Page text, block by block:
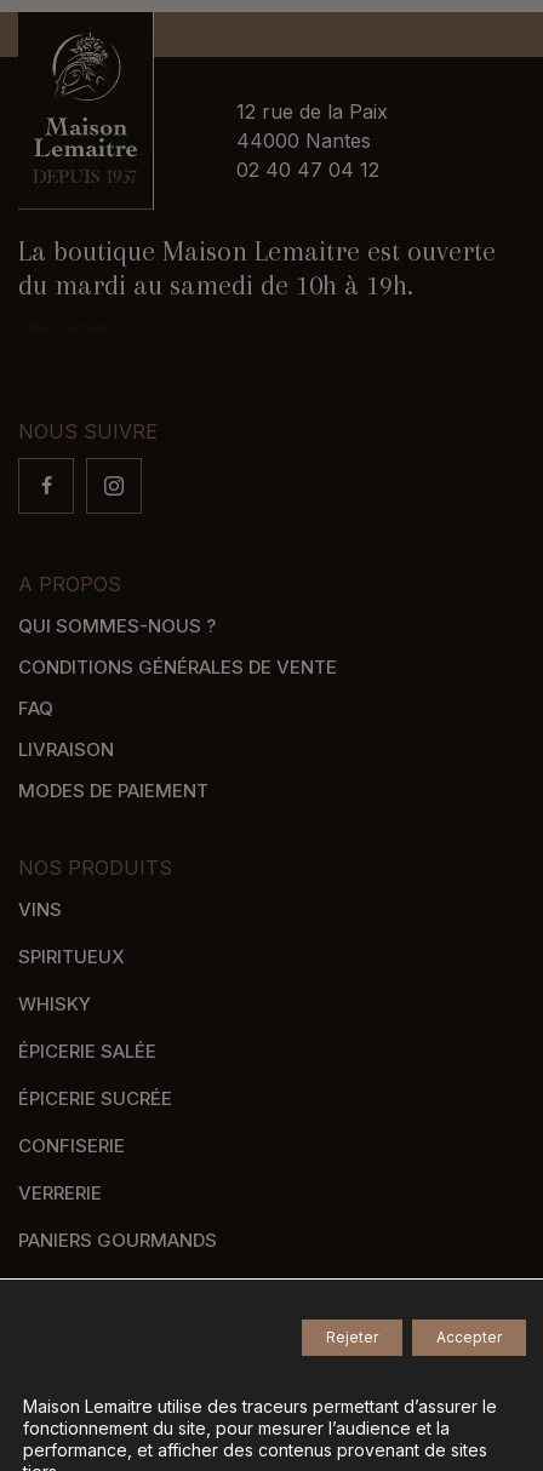
12 rue de la Paix
44000 Nantes
02 40 47 04 12
La boutique Maison Lemaitre est ouverte
du mardi au samedi de 10h à 19h.
NOUS SUIVRE
A PROPOS
QUI SOMMES-NOUS ?
CONDITIONS GÉNÉRALES DE VENTE
FAQ
LIVRAISON
MODES DE PAIEMENT
NOS PRODUITS
VINS
SPIRITUEUX
WHISKY
ÉPICERIE SALÉE
ÉPICERIE SUCRÉE
CONFISERIE
VERRERIE
PANIERS GOURMANDS
NOS MARQUES
© 2026 Tous droits réservés -
Agence de communication Nantes B17-
Mentions légales-
Maison Lemaitre utilise des traceurs permettant d’assurer le
fonctionnement du site, pour mesurer l’audience et la
performance, et afficher des contenus provenant de sites
Accepter
Rejeter